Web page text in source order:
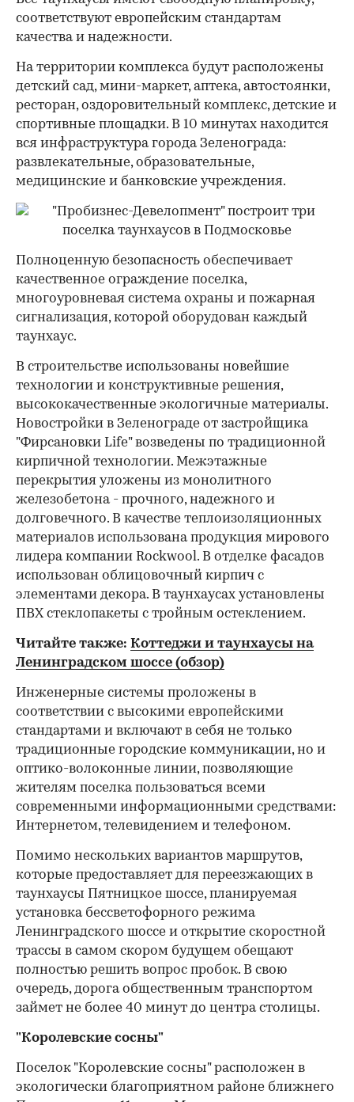
соответствуют европейским стандартам
качества и надежности.
На территории комплекса будут расположены
детский сад, мини-маркет, аптека, автостоянки,
ресторан, оздоровительный комплекс, детские и
спортивные площадки. В 10 минутах находится
вся инфраструктура города Зеленограда:
развлекательные, образовательные,
медицинские и банковские учреждения.
Полноценную безопасность обеспечивает
качественное ограждение поселка,
многоуровневая система охраны и пожарная
сигнализация, которой оборудован каждый
таунхаус.
В строительстве использованы новейшие
технологии и конструктивные решения,
высококачественные экологичные материалы.
Новостройки в Зеленограде от застройщика
"Фирсановки Life" возведены по традиционной
кирпичной технологии. Межэтажные
перекрытия уложены из монолитного
железобетона - прочного, надежного и
долговечного. В качестве теплоизоляционных
материалов использована продукция мирового
лидера компании Rockwool. В отделке фасадов
использован облицовочный кирпич с
элементами декора. В таунхаусах установлены
ПВХ стеклопакеты с тройным остеклением.
Читайте также: Коттеджи и таунхаусы на
Ленинградском шоссе (обзор)
Инженерные системы проложены в
соответствии с высокими европейскими
стандартами и включают в себя не только
традиционные городские коммуникации, но и
оптико-волоконные линии, позволяющие
жителям поселка пользоваться всеми
современными информационными средствами:
Интернетом, телевидением и телефоном.
Помимо нескольких вариантов маршрутов,
которые предоставляет для переезжающих в
таунхаусы Пятницкое шоссе, планируемая
установка бессветофорного режима
Ленинградского шоссе и открытие скоростной
трассы в самом скором будущем обещают
полностью решить вопрос пробок. В свою
очередь, дорога общественным транспортом
займет не более 40 минут до центра столицы.
"Королевские сосны"
Поселок "Королевские сосны" расположен в
экологически благоприятном районе ближнего